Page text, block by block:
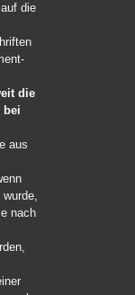
die
die
bei
aus
nach